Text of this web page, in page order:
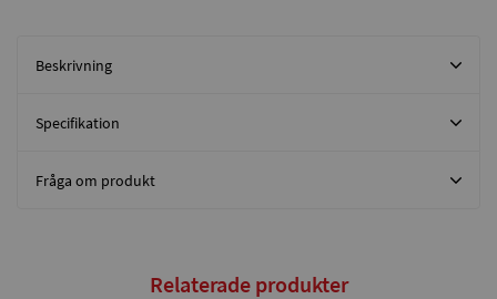
Beskrivning
Specifikation
Fråga om produkt
Relaterade produkter